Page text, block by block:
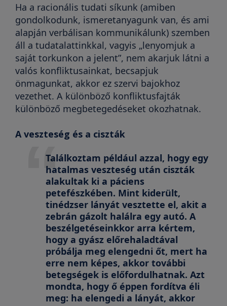
Ha a racionális tudati síkunk (amiben
gondolkodunk, ismeretanyagunk van, és ami
alapján verbálisan kommunikálunk) szemben
áll a tudatalattinkkal, vagyis „lenyomjuk a
saját torkunkon a jelent”, nem akarjuk látni a
valós konfliktusainkat, becsapjuk
önmagunkat, akkor ez szervi bajokhoz
vezethet. A különböző konfliktusfajták
különböző megbetegedéseket okozhatnak.
A veszteség és a ciszták
Találkoztam például azzal, hogy egy
hatalmas veszteség után ciszták
alakultak ki a páciens
petefészkében. Mint kiderült,
tinédzser lányát vesztette el, akit a
zebrán gázolt halálra egy autó. A
beszélgetéseinkkor arra kértem,
hogy a gyász előrehaladtával
próbálja meg elengedni őt, mert ha
erre nem képes, akkor további
betegségek is előfordulhatnak. Azt
mondta, hogy ő éppen fordítva éli
meg: ha elengedi a lányát, akkor